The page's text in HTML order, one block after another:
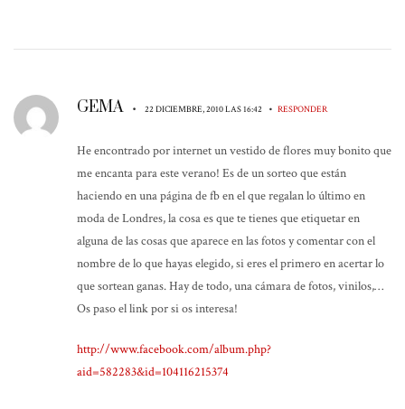
GEMA • 22 DICIEMBRE, 2010 LAS 16:42 • RESPONDER
He encontrado por internet un vestido de flores muy bonito que
me encanta para este verano! Es de un sorteo que están
haciendo en una página de fb en el que regalan lo último en
moda de Londres, la cosa es que te tienes que etiquetar en
alguna de las cosas que aparece en las fotos y comentar con el
nombre de lo que hayas elegido, si eres el primero en acertar lo
que sortean ganas. Hay de todo, una cámara de fotos, vinilos,…
Os paso el link por si os interesa!
http://www.facebook.com/album.php?
aid=582283&id=104116215374